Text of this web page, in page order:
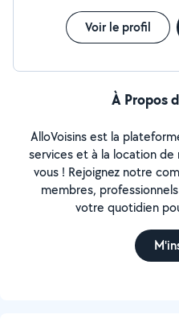
qu'à l'agence pour la
Européenne.Voir le profil
À Propos
AlloVoisins est la
services et à la location
vous ! Rejoignez notre
membres,
votre quotidien